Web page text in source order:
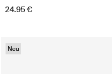
24.95 €
Neu